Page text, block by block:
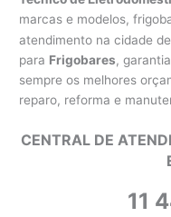
marcas e modelos,
atendimento na cidade
para Frigobares,
sempre os melhores
reparo, reforma e
CENTRAL DE
11